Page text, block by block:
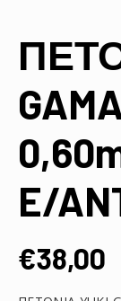
E/
€38,00